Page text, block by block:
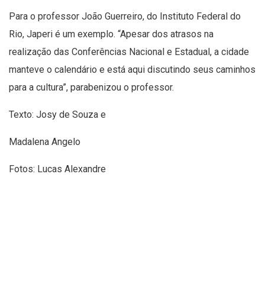
Para o professor João Guerreiro, do Instituto Federal do
Rio, Japeri é um exemplo. “Apesar dos atrasos na
realização das Conferências Nacional e Estadual, a cidade
manteve o calendário e está aqui discutindo seus caminhos
para a cultura”, parabenizou o professor.
Texto: Josy de Souza e
Madalena Angelo
Fotos: Lucas Alexandre